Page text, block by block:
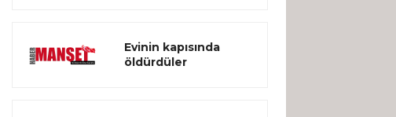
Evinin kapısında
öldürdüler